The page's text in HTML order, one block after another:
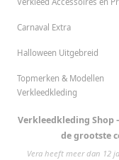
Carnaval Extra
Halloween Uitgebreid
Topmerken & Modellen
Verkleedkleding
Verkleedkleding
de grootste
Vera heeft meer dan 12